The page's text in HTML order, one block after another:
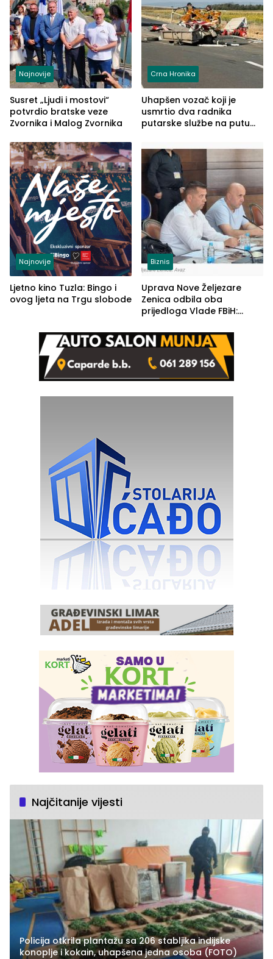
Najnovije
Susret „Ljudi i mostovi“
potvrdio bratske veze
Zvornika i Malog Zvornika
Crna Hronika
Uhapšen vozač koji je
usmrtio dva radnika
putarske službe na putu
(FOTO)
Najnovije
Ljetno kino Tuzla: Bingo i
ovog ljeta na Trgu slobode
Biznis
Uprava Nove Željezare
Zenica odbila oba
prijedloga Vlade FBiH:
rješenje
Najčitanije vijesti
Policija otkrila plantažu sa 206 stabljika indijske
konoplje i kokain, uhapšena jedna osoba (FOTO)